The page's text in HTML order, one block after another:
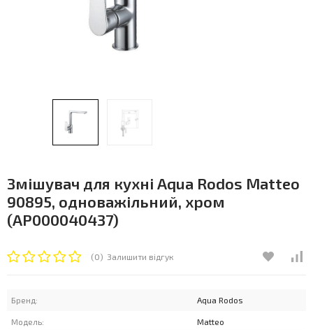
Змішувач для кухні Aqua Rodos Matteo
90895, одноважільний, хром
(АР000040437)
(0) Залишити відгук
Бренд: Aqua Rodos
Модель: Matteo